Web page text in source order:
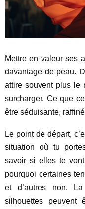
Mettre en valeur ses
davantage de peau.
attire souvent plus le
surcharger. Ce que
être séduisante,
Le point de départ,
situation où tu
savoir si elles te
pourquoi certaines
et d’autres non.
silhouettes peuvent